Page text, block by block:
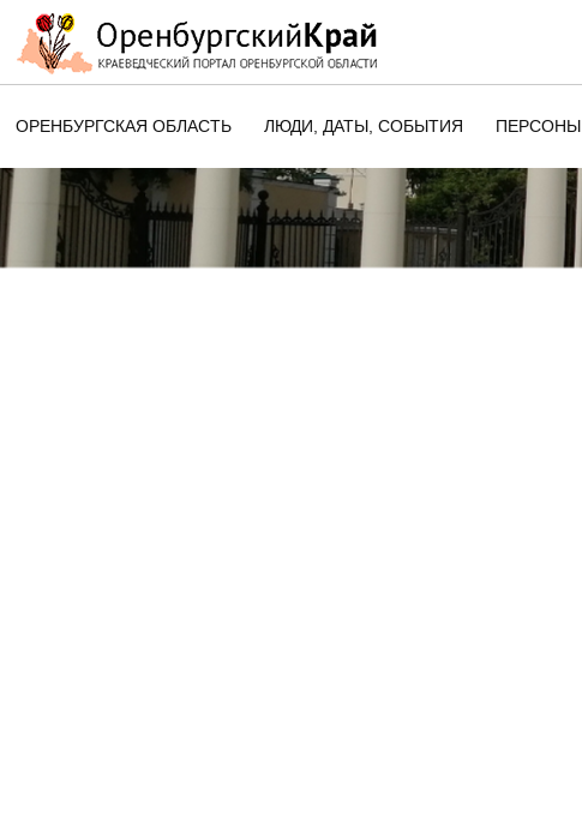
ОРЕНБУРГСКАЯ ОБЛАСТЬ ЛЮДИ, ДАТЫ, CОБЫТИЯ
ЭТОТ ДЕНЬ В ИСТОРИИ
ОРЕНБУРГСКОГО КРАЯ
ПАМЯТНЫЕ ДАТЫ ОРЕНБУРГСКОЙ
ПЕРСОНЫ